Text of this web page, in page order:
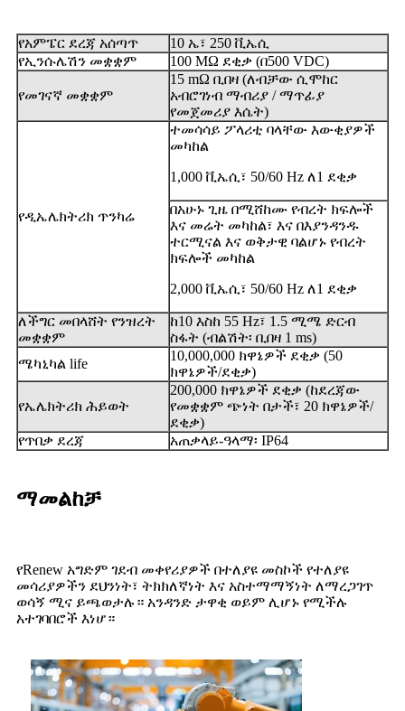
የአምፔር ደረጃ አሰጣጥ
10 ኤ፣ 250 ቪኤሲ
የኢንሱሌሽን መቋቋም
100 MΩ ደቂቃ (በ500 VDC)
የመገናኛ መቋቋም
15 mΩ ቢበዛ (ለብቻው ሲሞከር
አብሮገነብ ማብሪያ / ማጥፊያ
የመጀመሪያ እሴት)
የዲኤሌክትሪክ ጥንካሬ
ተመሳሳይ ፖላሪቲ ባላቸው እውቂያዎች
መካከል
1,000 ቪኤሲ፣ 50/60 Hz ለ1 ደቂቃ
በአሁኑ ጊዜ በሚሸከሙ የብረት ክፍሎች
እና መሬት መካከል፣ እና በእያንዳንዱ
ተርሚናል እና ወቅታዊ ባልሆኑ የብረት
ክፍሎች መካከል
2,000 ቪኤሲ፣ 50/60 Hz ለ1 ደቂቃ
ለችግር መበላሸት የንዝረት
መቋቋም
ከ10 እስከ 55 Hz፣ 1.5 ሚሜ ድርብ
ስፋት (ብልሽት፡ ቢበዛ 1 ms)
ሜካኒካል life
10,000,000 ክዋኔዎች ደቂቃ (50
ክዋኔዎች/ደቂቃ)
የኤሌክትሪክ ሕይወት
200,000 ክዋኔዎች ደቂቃ (ከደረጃው
የመቋቋም ጭነት በታች፣ 20 ክዋኔዎች/
ደቂቃ)
የጥበቃ ደረጃ
አጠቃላይ-ዓላማ፡ IP64
ማመልከቻ
የRenew አግድም ገደብ መቀየሪያዎች በተለያዩ መስኮች የተለያዩ
መሳሪያዎችን ደህንነት፣ ትክክለኛነት እና አስተማማኝነት ለማረጋገጥ
ወሳኝ ሚና ይጫወታሉ። አንዳንድ ታዋቂ ወይም ሊሆኑ የሚችሉ
አተገባበሮች እነሆ።